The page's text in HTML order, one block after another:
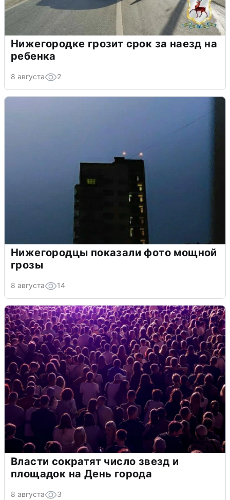
Нижегородке грозит срок за наезд на
ребенка
8 августа 2
Нижегородцы показали фото мощной
грозы
8 августа 14
Власти сократят число звезд и
площадок на День города
8 августа 3